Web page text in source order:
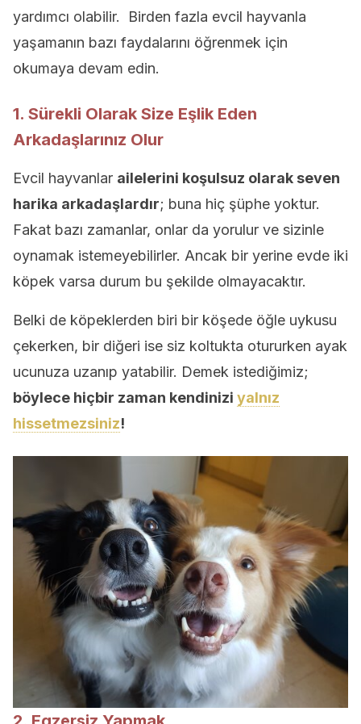
yardımcı olabilir. Birden fazla evcil hayvanla
yaşamanın bazı faydalarını öğrenmek için
okumaya devam edin.
1. Sürekli Olarak Size Eşlik Eden
Arkadaşlarınız Olur
Evcil hayvanlar ailelerini koşulsuz olarak seven
harika arkadaşlardır; buna hiç şüphe yoktur.
Fakat bazı zamanlar, onlar da yorulur ve sizinle
oynamak istemeyebilirler. Ancak bir yerine evde iki
köpek varsa durum bu şekilde olmayacaktır.
Belki de köpeklerden biri bir köşede öğle uykusu
çekerken, bir diğeri ise siz koltukta otururken ayak
ucunuza uzanıp yatabilir. Demek istediğimiz;
böylece hiçbir zaman kendinizi yalnız
hissetmezsiniz!